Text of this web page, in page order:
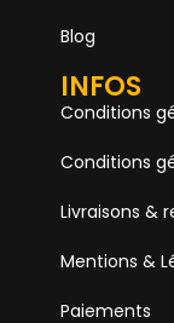
Blog
INFOS
Conditions
Conditions
Livraisons &
Mentions &
Paiements